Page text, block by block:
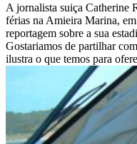
A jornalista suiça Catherine
férias na Amieira Marina,
reportagem sobre a sua
Gostariamos de partilhar
ilustra o que temos para